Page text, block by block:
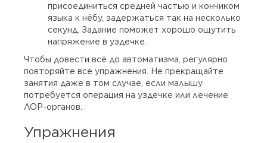
присоединиться средней частью и кончиком
языка к нёбу, задержаться так на несколько
секунд. Задание поможет хорошо ощутить
напряжение в уздечке.
Чтобы довести всё до автоматизма, регулярно
повторяйте все упражнения. Не прекращайте
занятия даже в том случае, если малышу
потребуется операция на уздечке или лечение
ЛОР-органов.
Упражнения